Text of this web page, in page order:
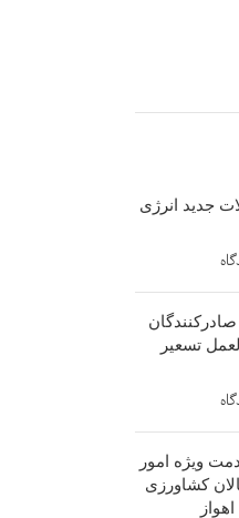
جدید انرژی
تسعیر
ویژه امور
کشاورزی